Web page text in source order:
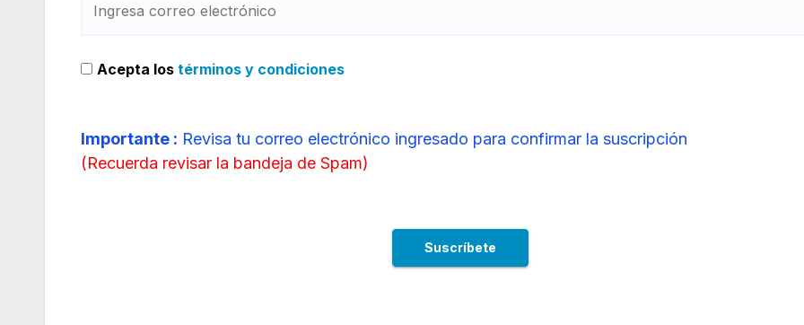
Acepta los términos y condiciones
Importante : Revisa tu correo electrónico ingresado para confirmar la suscripción
(Recuerda revisar la bandeja de Spam)